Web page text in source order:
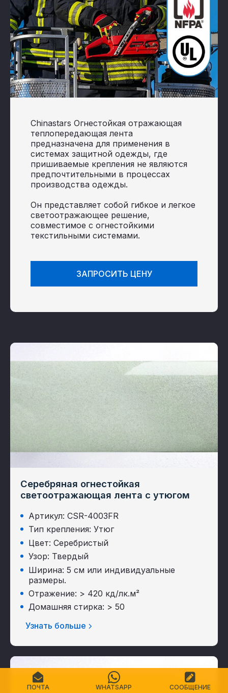
Chinastars Огнестойкая отражающая
теплопередающая лента
предназначена для применения в
системах защитной одежды, где
пришиваемые крепления не являются
предпочтительными в процессах
производства одежды.
Он представляет собой гибкое и легкое
светоотражающее решение,
совместимое с огнестойкими
текстильными системами.
ЗАПРОСИТЬ ЦЕНУ
Серебряная огнестойкая
светоотражающая лента с утюгом
Артикул: CSR-4003FR
Тип крепления: Утюг
Цвет: Серебристый
Узор: Твердый
Ширина: 5 см или индивидуальные
размеры.
Отражение: > 420 кд/лк.м²
Домашняя стирка: > 50
Узнать больше
ПОЧТА WHATSAPP СООБЩЕНИЕ